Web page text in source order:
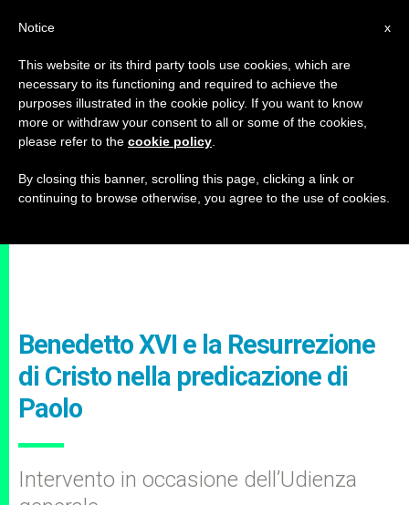
Benedetto XVI e la Resurrezione
di Cristo nella predicazione di
Paolo
Intervento in occasione dell’Udienza
x
Notice
This website or its third party tools use cookies, which are
necessary to its functioning and required to achieve the
purposes illustrated in the cookie policy. If you want to know
more or withdraw your consent to all or some of the cookies,
please refer to the cookie policy
By closing this banner, scrolling this page, clicking a link or
continuing to browse otherwise, you agree to the use of cookies.